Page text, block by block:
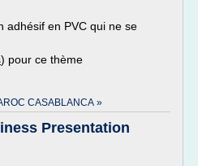
adhésif en PVC qui ne se
) pour ce thème
CASABLANCA »
Presentation